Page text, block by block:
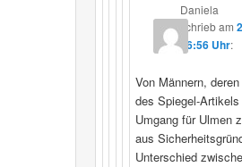
Daniela
schriebam
16:56 Uhr:
Von Männern,
des Spiegel-
Umgang für Ulmen
aus
Unterschied